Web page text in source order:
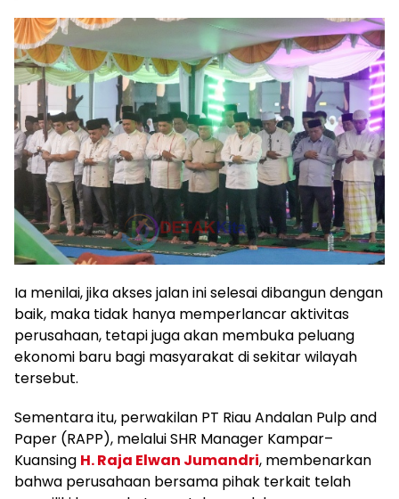
Ia menilai, jika akses jalan ini selesai dibangun dengan
baik, maka tidak hanya memperlancar aktivitas
perusahaan, tetapi juga akan membuka peluang
ekonomi baru bagi masyarakat di sekitar wilayah
tersebut.
Sementara itu, perwakilan PT Riau Andalan Pulp and
Paper (RAPP), melalui SHR Manager Kampar–
Kuansing H. Raja Elwan Jumandri, membenarkan
bahwa perusahaan bersama pihak terkait telah